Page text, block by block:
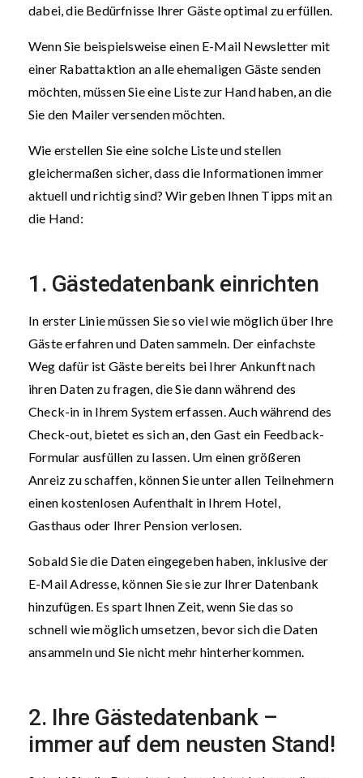
dabei, die Bedürfnisse Ihrer Gäste optimal zu erfüllen.
Wenn Sie beispielsweise einen E-Mail Newsletter mit
einer Rabattaktion an alle ehemaligen Gäste senden
möchten, müssen Sie eine Liste zur Hand haben, an die
Sie den Mailer versenden möchten.
Wie erstellen Sie eine solche Liste und stellen
gleichermaßen sicher, dass die Informationen immer
aktuell und richtig sind? Wir geben Ihnen Tipps mit an
die Hand:
1. Gästedatenbank einrichten
In erster Linie müssen Sie so viel wie möglich über Ihre
Gäste erfahren und Daten sammeln. Der einfachste
Weg dafür ist Gäste bereits bei Ihrer Ankunft nach
ihren Daten zu fragen, die Sie dann während des
Check-in in Ihrem System erfassen. Auch während des
Check-out, bietet es sich an, den Gast ein Feedback-
Formular ausfüllen zu lassen. Um einen größeren
Anreiz zu schaffen, können Sie unter allen Teilnehmern
einen kostenlosen Aufenthalt in Ihrem Hotel,
Gasthaus oder Ihrer Pension verlosen.
Sobald Sie die Daten eingegeben haben, inklusive der
E-Mail Adresse, können Sie sie zur Ihrer Datenbank
hinzufügen. Es spart Ihnen Zeit, wenn Sie das so
schnell wie möglich umsetzen, bevor sich die Daten
ansammeln und Sie nicht mehr hinterherkommen.
2. Ihre Gästedatenbank –
immer auf dem neusten Stand!